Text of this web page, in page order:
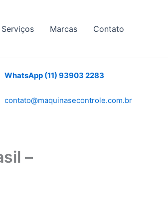
Serviços Marcas Contato
WhatsApp (11) 93903 2283
contato@maquinasecontrole.com.br
–